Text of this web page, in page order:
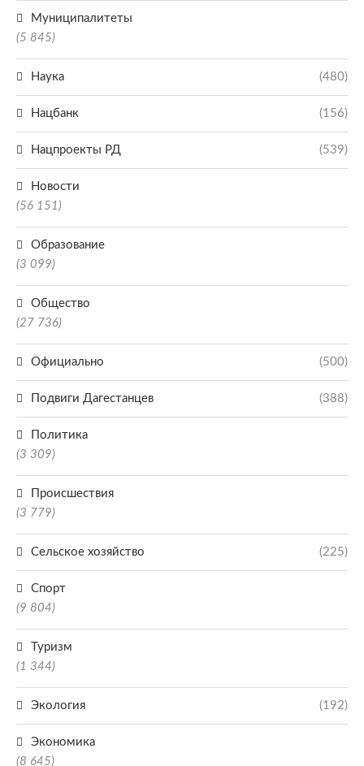
Муниципалитеты
(5 845)
Наука (480)
Нацбанк (156)
Нацпроекты РД (539)
Новости
(56 151)
Образование
(3 099)
Общество
(27 736)
Официально (500)
Подвиги Дагестанцев (388)
Политика
(3 309)
Происшествия
(3 779)
Сельское хозяйство (225)
Спорт
(9 804)
Туризм
(1 344)
Экология (192)
Экономика
(8 645)